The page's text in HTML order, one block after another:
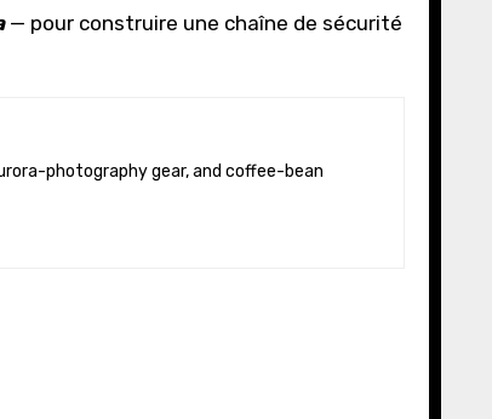
— pour construire une chaîne de sécurité